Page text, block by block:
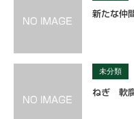
新たな仲
未分類
ねぎ 軟